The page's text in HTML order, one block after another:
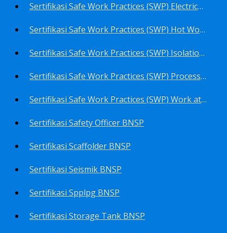
Sertifikasi Safe Work Practices (SWP) Electrical Safe Work BNSP
Sertifikasi Safe Work Practices (SWP) Hot Work BNSP
Sertifikasi Safe Work Practices (SWP) Isolation of Hazardous Energy BNSP
Sertifikasi Safe Work Practices (SWP) Process Overview and Awareness BNSP
Sertifikasi Safe Work Practices (SWP) Work at Height BNSP
Sertifikasi Safety Officer BNSP
Sertifikasi Scaffolder BNSP
Sertifikasi Seismik BNSP
Sertifikasi Spplpg BNSP
Sertifikasi Storage Tank BNSP